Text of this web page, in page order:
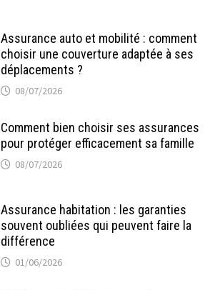
Assurance auto et mobilité : comment
choisir une couverture adaptée à ses
déplacements ?
08/07/2026
Comment bien choisir ses assurances
pour protéger efficacement sa famille
08/07/2026
Assurance habitation : les garanties
souvent oubliées qui peuvent faire la
différence
01/06/2026